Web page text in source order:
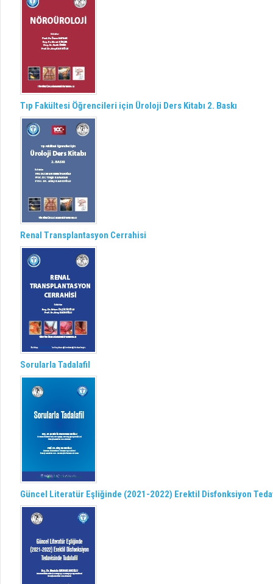
Tıp Fakültesi Öğrencileri için Üroloji Ders Kitabı 2. Baskı
Renal Transplantasyon Cerrahisi
Sorularla Tadalafil
Güncel Literatür Eşliğinde (2021-2022) Erektil Disfonksiyon